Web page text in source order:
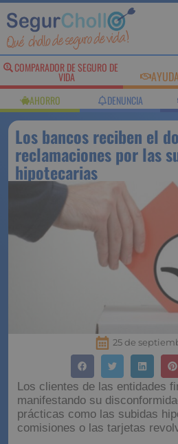
COMPARADOR DE SEGURO DE
VIDA
AHORRO DENUNCIA
Los bancos reciben el
reclamaciones por las
hipotecarias
25 de
Los clientes de las entidades
manifestando su
prácticas como las subidas
comisiones o las tarjetas